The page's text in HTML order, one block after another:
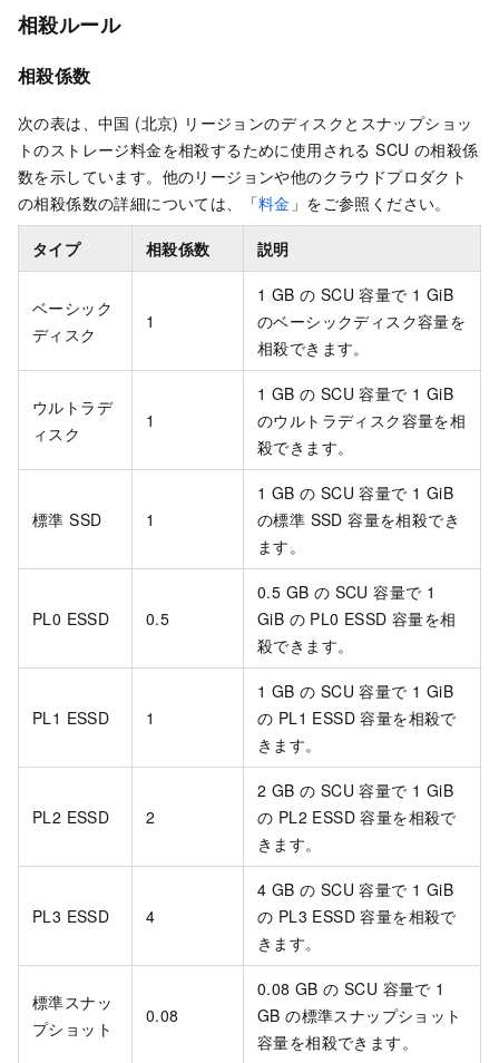
相殺ルール
相殺係数
次の表は、中国 (北京) リージョンのディスクとスナップショッ
トのストレージ料金を相殺するために使用される SCU の相殺係
数を示しています。他のリージョンや他のクラウドプロダクト
の相殺係数の詳細については、「料金 」をご参照ください。
タイプ 相殺係数 説明
ベーシック
ディスク
1
1 GB の SCU 容量で 1 GiB
のベーシックディスク容量を
相殺できます。
ウルトラデ
ィスク
1
1 GB の SCU 容量で 1 GiB
のウルトラディスク容量を相
殺できます。
標準 SSD 1
1 GB の SCU 容量で 1 GiB
の標準 SSD 容量を相殺でき
ます。
PL0 ESSD 0.5
0.5 GB の SCU 容量で 1
GiB の PL0 ESSD 容量を相
殺できます。
PL1 ESSD 1
1 GB の SCU 容量で 1 GiB
の PL1 ESSD 容量を相殺で
きます。
PL2 ESSD 2
2 GB の SCU 容量で 1 GiB
の PL2 ESSD 容量を相殺で
きます。
PL3 ESSD 4
4 GB の SCU 容量で 1 GiB
の PL3 ESSD 容量を相殺で
きます。
標準スナッ
プショット
0.08
0.08 GB の SCU 容量で 1
GB の標準スナップショット
容量を相殺できます。